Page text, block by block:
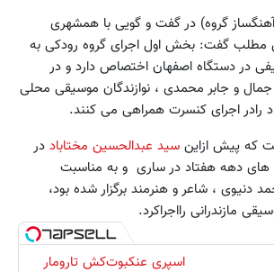
گروه) در گفت و گویی با همشهری
مطلب گفت: بخش اول اجرای گروه رودکی به
در دستگاه اصفهان اختصاص دارد و در
و جابر محمدی ، نوازندگان موسیقی محلی
رادر اجرای کنسرت همراهی می کنند.
که پیش ازاین سید عبدالحسین مختاباد در
های دهه هفتاد در ساری و به مناسبت
دنیوی ، شاعر و هنرمند برگزار شده بود،
مازندرانی رااجراکرد.
اسپری عنکبوت‌‌کش تارومار